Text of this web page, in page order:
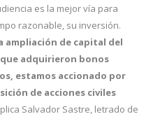
es la mejor vía para
razonable, su inversión.
ampliación de capital del
que adquirieron bonos
estamos accionado por
de acciones civiles
Salvador Sastre, letrado de